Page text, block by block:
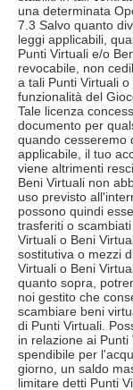
una determinata
7.3 Salvo quanto
leggi applicabili,
Punti Virtuali e/o
revocabile, non
a tali Punti Virtuali
funzionalità del
Tale licenza
documento per
quando cesseremo
applicabile, il tuo
viene altrimenti
Beni Virtuali non
uso previsto
possono quindi
trasferiti o
Virtuali o Beni
sostitutiva o mezzi
Virtuali o Beni
quanto sopra,
noi gestito che
scambiare beni
di Punti Virtuali.
in relazione ai
spendibile per
giorno, un saldo
limitare detti Punti